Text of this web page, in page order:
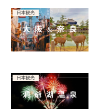
日本観光
日本観光